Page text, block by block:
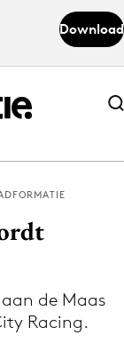
Download
Abonneer nu
Abonneer nu
Adformatie
de Maas
Racing.